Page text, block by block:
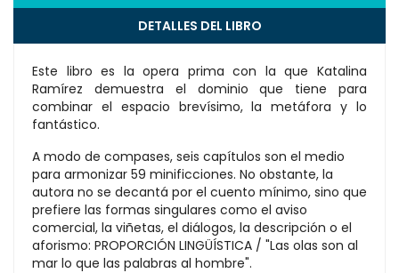
DETALLES DEL LIBRO
Este libro es la opera prima con la que Katalina
Ramírez demuestra el dominio que tiene para
combinar el espacio brevísimo, la metáfora y lo
fantástico.
A modo de compases, seis capítulos son el medio
para armonizar 59 minificciones. No obstante, la
autora no se decantá por el cuento mínimo, sino que
prefiere las formas singulares como el aviso
comercial, la viñetas, el diálogos, la descripción o el
aforismo: PROPORCIÓN LINGÜÍSTICA / "Las olas son al
mar lo que las palabras al hombre".